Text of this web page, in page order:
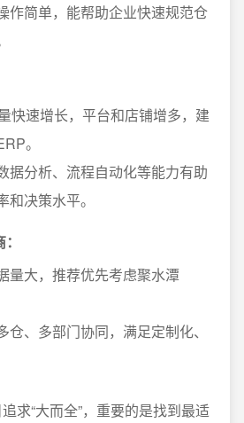
作简单，能帮助企业快速规范仓
快速增长，平台和店铺增多，建
。
据分析、流程自动化等能力有助
和决策水平。
量大，推荐优先考虑聚水潭
仓、多部门协同，满足定制化、
求“大而全”，重要的是找到最适